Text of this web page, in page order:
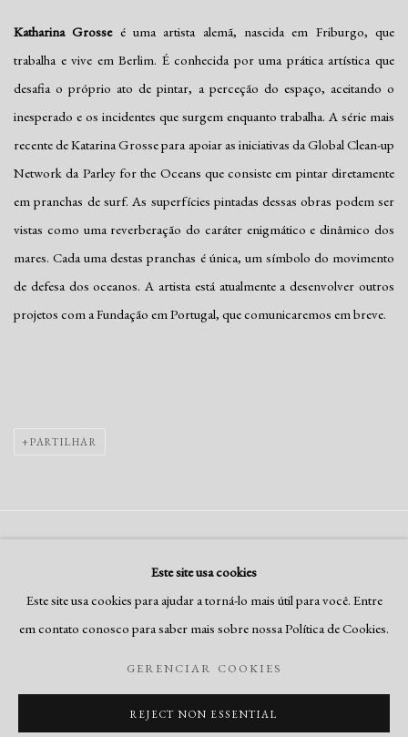
Katharina Grosseé uma artista alemã, nascida em Friburgo, que
trabalha e vive em Berlim. É conhecida por uma prática artística que
desafia o próprio ato de pintar, a perceção do espaço, aceitando o
inesperado e os incidentes que surgem enquanto trabalha. A série mais
recente de Katarina Grosse para apoiar as iniciativas da Global Clean-up
Network da Parley for the Oceans que consiste em pintar diretamente
em pranchas de surf. As superfícies pintadas dessas obras podem ser
vistas como uma reverberação do caráter enigmático e dinâmico dos
mares. Cada uma destas pranchas é única, um símbolo do movimento
de defesa dos oceanos. A artista está atualmente a desenvolver outros
projetos com a Fundação em Portugal, que comunicaremos em breve.
PARTILHAR
COPYRIGHT © RUI FREIRE - FINE ART, 2026
SITE PRODUZIDO POR ARTLOGIC
Este site usa cookies
Este site usa cookies para ajudar a torná-lo mais útil para você. Entre
em contato conosco para saber mais sobre nossa Política de Cookies.
GERENCIAR COOKIES
REJECT NON ESSENTIAL